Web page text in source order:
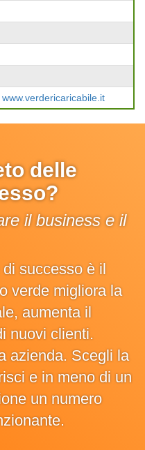
www.verdericaricabile.it
delle
il business e il
successo è il
verde migliora la
aumenta il
nuovi clienti.
azienda. Scegli la
e in meno di un
un numero